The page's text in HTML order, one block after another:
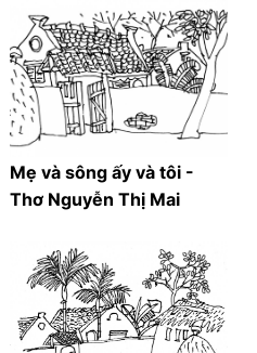
Mẹ và sông ấy và tôi -
Thơ Nguyễn Thị Mai